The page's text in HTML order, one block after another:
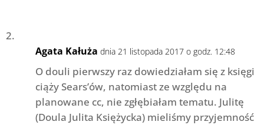
Agata Kałuża dnia 21 listopada 2017 o godz. 12:48
O douli pierwszy raz dowiedziałam się z księgi
ciąży Sears’ów, natomiast ze względu na
planowane cc, nie zgłębiałam tematu. Julitę
(Doula Julita Księżycka) mieliśmy przyjemność